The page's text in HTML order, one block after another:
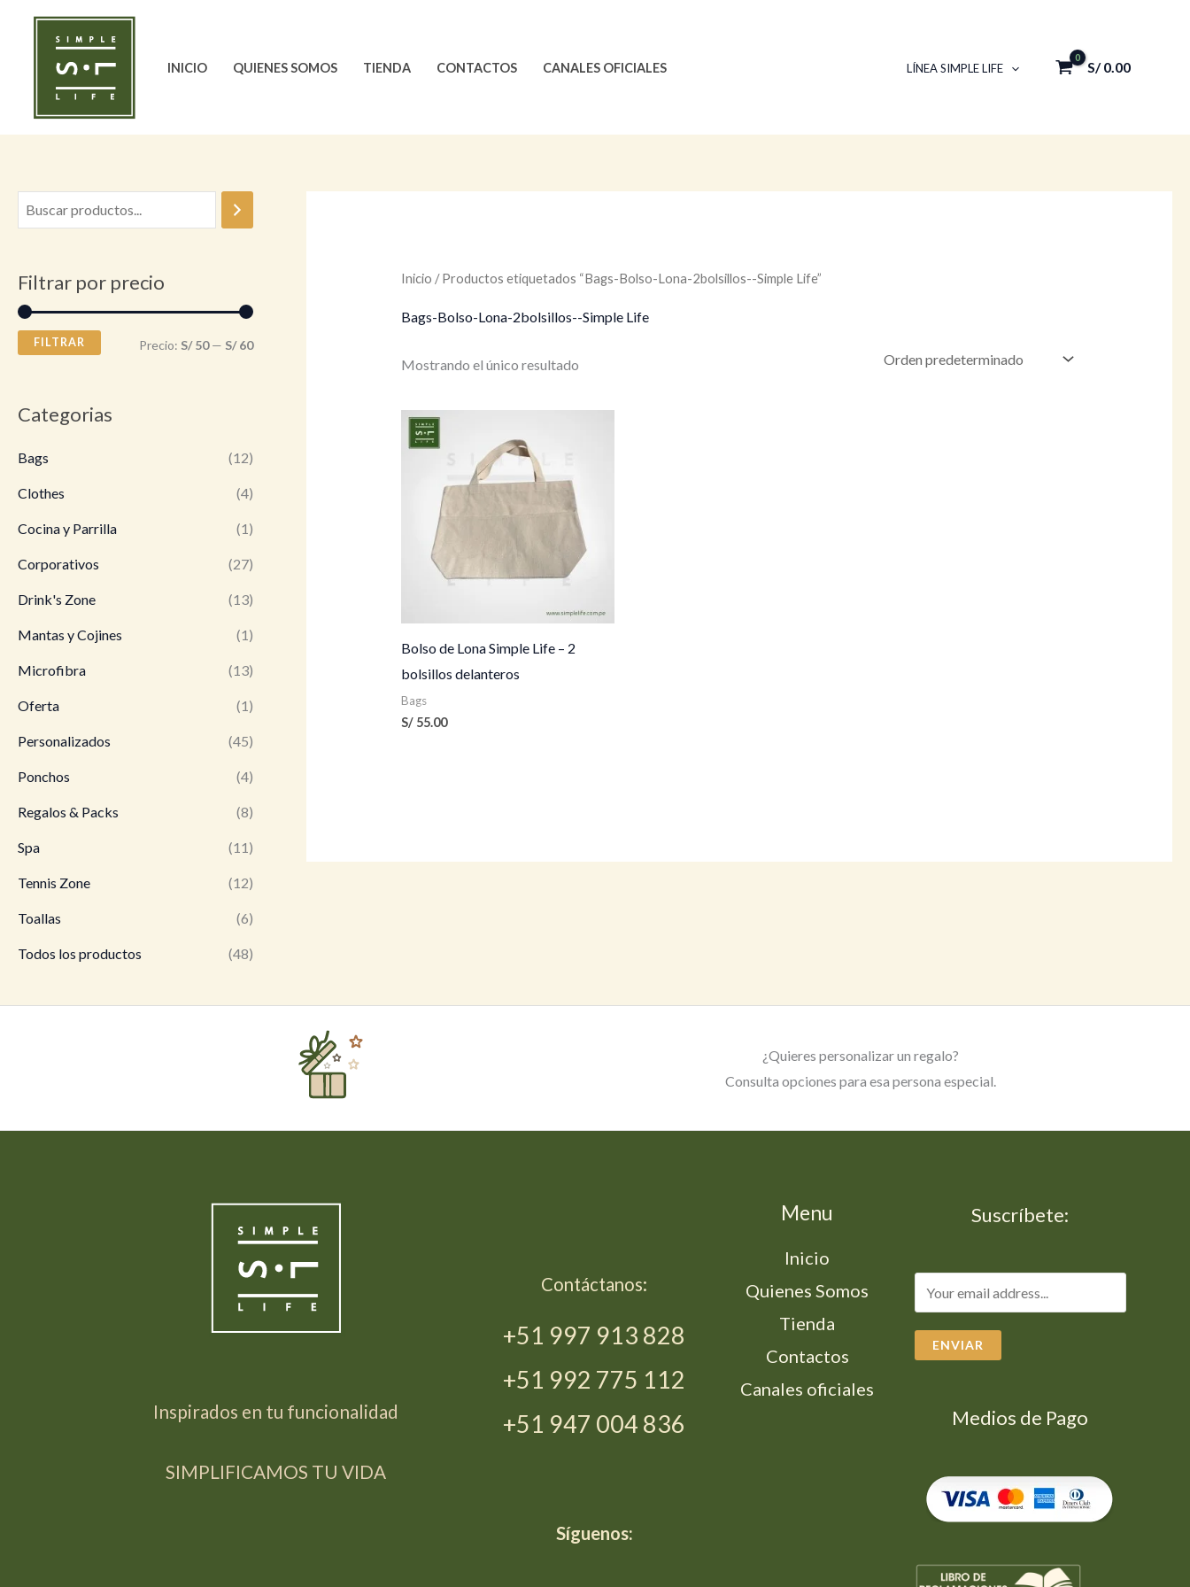
contenido
INICIO QUIENES SOMOS TIENDA CONTACTOS CANALES OFICIALES LÍNEA SIMPLE LIFE S/0.00
Filtrar por precio
PP
FILTRAR Precio: S/ 50— S/ 60
Categorias
Bags (12)
Clothes (4)
Cocina y Parrilla (1)
Corporativos (27)
Drink's Zone (13)
Mantas y Cojines (1)
Microfibra (13)
Oferta (1)
Personalizados (45)
Ponchos (4)
Regalos & Packs (8)
Spa (11)
Tennis Zone (12)
Toallas (6)
Todos los productos (48)
Inicio / Productos etiquetados “Bags-Bolso-Lona-2bolsillos--Simple Life”
Bags-Bolso-Lona-2bolsillos--Simple Life
Mostrando el único resultado
Bolso de Lona Simple Life – 2
bolsillos delanteros
Bags
S/55.00
¿Quieres personalizar un regalo?
Consulta opciones para esa persona especial.
Inspirados en tu funcionalidad
SIMPLIFICAMOS TU VIDA
Contáctanos:
+51 997 913 828
+51 992 775 112
+51 947 004 836
Síguenos:
Menu
Inicio
Quienes Somos
Tienda
Contactos
Canales oficiales
Suscríbete:
ENVIAR
Medios de Pago